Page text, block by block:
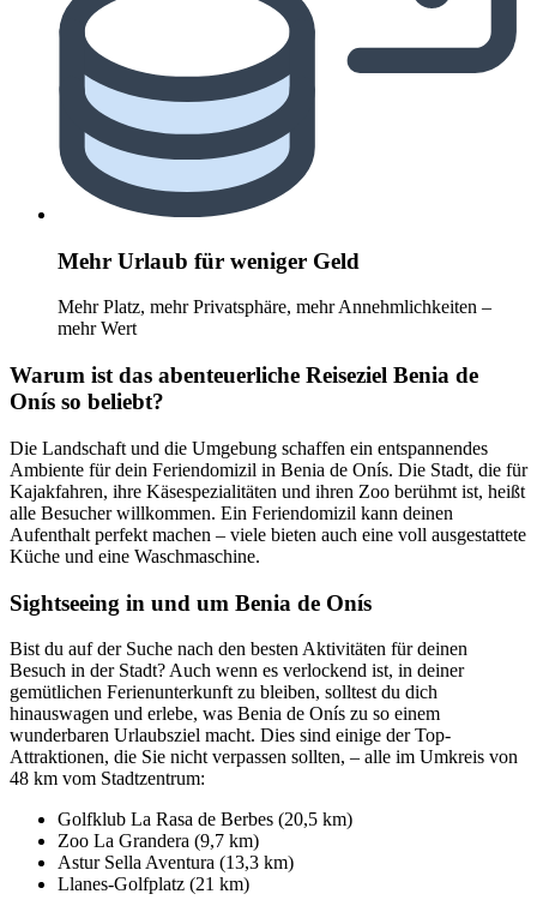
Mehr Urlaub für weniger Geld
Mehr Platz, mehr Privatsphäre, mehr Annehmlichkeiten –
mehr Wert
Warum ist das abenteuerliche Reiseziel Benia de
Onís so beliebt?
Die Landschaft und die Umgebung schaffen ein entspannendes
Ambiente für dein Feriendomizil in Benia de Onís. Die Stadt, die für
Kajakfahren, ihre Käsespezialitäten und ihren Zoo berühmt ist, heißt
alle Besucher willkommen. Ein Feriendomizil kann deinen
Aufenthalt perfekt machen – viele bieten auch eine voll ausgestattete
Küche und eine Waschmaschine.
Sightseeing in und um Benia de Onís
Bist du auf der Suche nach den besten Aktivitäten für deinen
Besuch in der Stadt? Auch wenn es verlockend ist, in deiner
gemütlichen Ferienunterkunft zu bleiben, solltest du dich
hinauswagen und erlebe, was Benia de Onís zu so einem
wunderbaren Urlaubsziel macht. Dies sind einige der Top-
Attraktionen, die Sie nicht verpassen sollten, – alle im Umkreis von
48 km vom Stadtzentrum:
Golfklub La Rasa de Berbes (20,5 km)
Zoo La Grandera (9,7 km)
Astur Sella Aventura (13,3 km)
Llanes-Golfplatz (21 km)